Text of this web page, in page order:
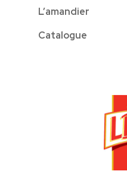
L’amandier
Catalogue